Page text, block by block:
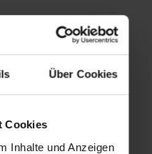
Über Cookies
Cookies
Inhalte und Anzeigen